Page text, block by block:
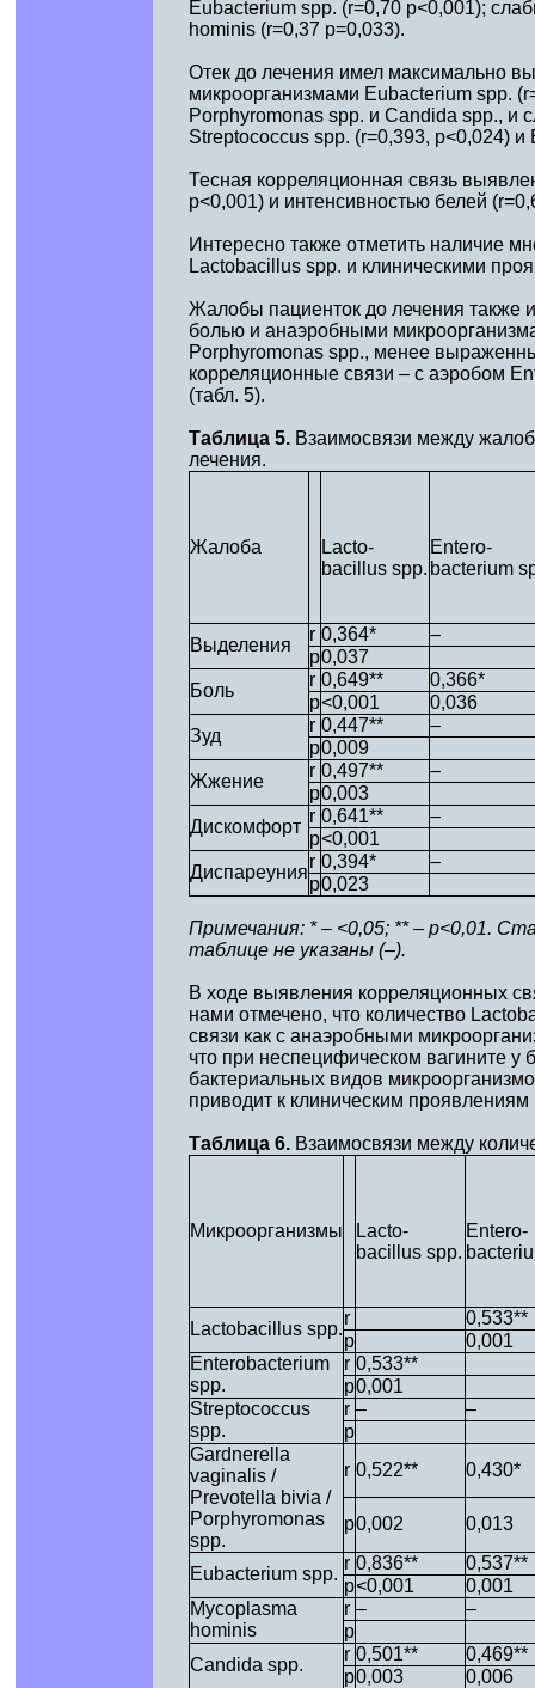
Eubacterium spp. (r=0,70 р<0,001);
hominis (r=0,37 р=0,033).
Отек до лечения имел максимально
микроорганизмами Eubacterium spp.
Porphyromonas spp. и Candida spp., и
Streptococcus spp. (r=0,393, p<0,024)
Тесная корреляционная связь
p<0,001) и интенсивностью белей
Интересно также отметить наличие
Lactobacillus spp. и клиническими
Жалобы пациенток до лечения
болью и анаэробными
Porphyromonas spp., менее
корреляционные связи – с аэробом
(табл. 5).
Таблица 5. Взаимосвязи между
лечения.
Жалоба
Lacto-
bacillus spp.
Entero-
bacterium
Выделения
r 0,364*
–
p0,037
Боль
r 0,649**
0,366*
p<0,001
0,036
Зуд
r 0,447**
–
p0,009
Жжение
r 0,497**
–
p0,003
Дискомфорт
r 0,641**
–
p<0,001
Диспареуния
r 0,394*
–
p0,023
Примечания: * – <0,05; ** – р<0,01.
таблице не указаны (–).
В ходе выявления корреляционных
нами отмечено, что количество
связи как с анаэробными
что при неспецифическом вагините у
бактериальных видов
приводит к клиническим
Таблица 6. Взаимосвязи между
Микроорганизмы
Lacto-
bacillus spp.
Entero-
Lactobacillus spp.
r
0,533**
p
0,001
Enterobacterium
spp.
r 0,533**
p0,001
Streptococcus
spp.
r –
–
p
Gardnerella
vaginalis /
Prevotella bivia /
Porphyromonas
spp.
r 0,522** 0,430*
p0,002 0,013
Eubacterium spp.
r 0,836**
0,537**
p<0,001
0,001
Mycoplasma
hominis
r –
–
p
Candida spp.
r 0,501**
0,469**
p0,003 0,006